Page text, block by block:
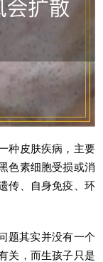
种皮肤疾病，主要
色素细胞受损或消
传、自身免疫、环
题其实并没有一个
关，而生孩子只是